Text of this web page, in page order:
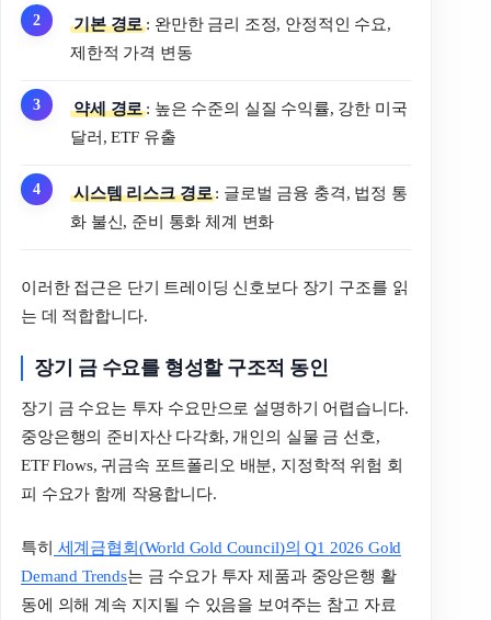
기본 경로 : 완만한 금리 조정, 안정적인 수요,
제한적 가격 변동
약세 경로 : 높은 수준의 실질 수익률, 강한 미국
달러, ETF 유출
시스템 리스크 경로 : 글로벌 금융 충격, 법정 통
화 불신, 준비 통화 체계 변화
이러한 접근은 단기 트레이딩 신호보다 장기 구조를 읽
는 데 적합합니다.
장기 금 수요를 형성할 구조적 동인
장기 금 수요는 투자 수요만으로 설명하기 어렵습니다.
중앙은행의 준비자산 다각화, 개인의 실물 금 선호,
ETF Flows, 귀금속 포트폴리오 배분, 지정학적 위험 회
피 수요가 함께 작용합니다.
특히 세계금협회(World Gold Council)의 Q1 2026 Gold
Demand Trends는 금 수요가 투자 제품과 중앙은행 활
동에 의해 계속 지지될 수 있음을 보여주는 참고 자료